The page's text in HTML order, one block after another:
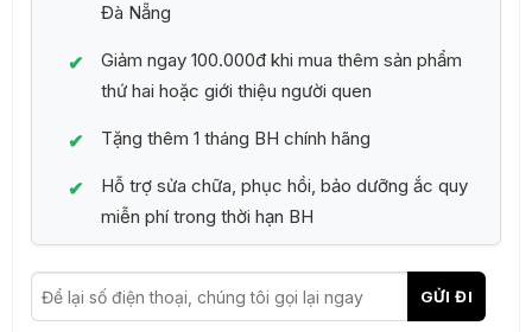
Đà Nẵng
Giảm ngay 100.000đ khi mua thêm sản phẩm
thứ hai hoặc giới thiệu người quen
Tặng thêm 1 tháng BH chính hãng
Hỗ trợ sửa chữa, phục hồi, bảo dưỡng ắc quy
miễn phí trong thời hạn BH